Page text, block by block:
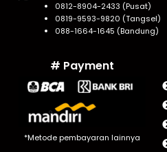
0812-8904-2433 (Pusat)
0819-9593-9820 (Tangsel)
088-1664-1645 (Bandung)
# Payment
*Metode pembayaran lainnya